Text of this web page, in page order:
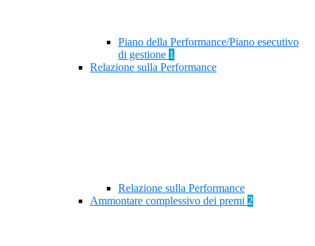
Piano della Performance/Piano esecutivo
di gestione 1
Relazione sulla Performance
Relazione sulla Performance
Ammontare complessivo dei premi 2